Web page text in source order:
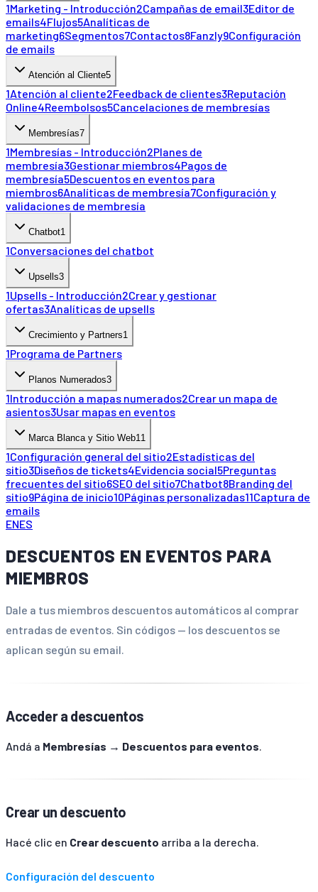
1Marketing - Introducción2Campañas de email3Editor de
emails4Flujos5Analíticas de
marketing6Segmentos7Contactos8Fanzly9Configuración
de emails
Atención al Cliente5
1Atención al cliente2Feedback de clientes3Reputación
Online4Reembolsos5Cancelaciones de membresías
Membresías7
1Membresías - Introducción2Planes de
membresía3Gestionar miembros4Pagos de
membresía5Descuentos en eventos para
miembros6Analíticas de membresía7Configuración y
validaciones de membresía
Chatbot1
1Conversaciones del chatbot
Upsells3
1Upsells - Introducción2Crear y gestionar
ofertas3Analíticas de upsells
Crecimiento y Partners1
1Programa de Partners
Planos Numerados3
1Introducción a mapas numerados2Crear un mapa de
asientos3Usar mapas en eventos
Marca Blanca y Sitio Web11
1Configuración general del sitio2Estadísticas del
sitio3Diseños de tickets4Evidencia social5Preguntas
frecuentes del sitio6SEO del sitio7Chatbot8Branding del
sitio9Página de inicio10Páginas personalizadas11Captura de
emails
ENES
DESCUENTOS EN EVENTOS PARA
MIEMBROS
Dale a tus miembros descuentos automáticos al comprar
entradas de eventos. Sin códigos — los descuentos se
aplican según su email.
Acceder a descuentos
Andá a Membresías → Descuentos para eventos
Crear un descuento
Hacé clic en Crear descuento arriba a la derecha.
Configuración del descuento